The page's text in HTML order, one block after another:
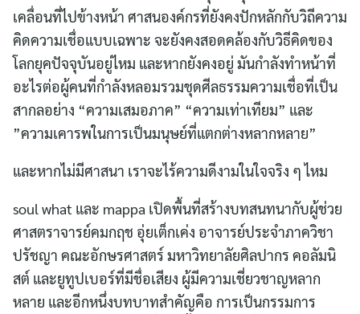
เคลื่อนที่ไปข้างหน้า ศาสนองค์กรที่ยังคงปักหลักกับวิถีความ
คิดความเชื่อแบบเฉพาะ จะยังคงสอดคล้องกับวิธีคิดของ
โลกยุคปัจจุบันอยู่ไหม และหากยังคงอยู่ มันกำลังทำหน้าที่
อะไรต่อผู้คนที่กำลังหลอมรวมชุดศีลธรรมความเชื่อที่เป็น
สากลอย่าง “ความเสมอภาค” “ความเท่าเทียม” และ
”ความเคารพในการเป็นมนุษย์ที่แตกต่างหลากหลาย”
และหากไม่มีศาสนา เราจะไร้ความดีงามในใจจริง ๆ ไหม
soul what และ mappa เปิดพื้นที่สร้างบทสนทนากับผู้ช่วย
ศาสตราจารย์คมกฤช อุ่ยเต็กเค่ง อาจารย์ประจำภาควิชา
ปรัชญา คณะอักษรศาสตร์ มหาวิทยาลัยศิลปากร คอลัมนิ
สต์ และยูทูปเบอร์ที่มีชื่อเสียง ผู้มีความเชี่ยวชาญหลาก
หลาย และอีกหนึ่งบทบาทสำคัญคือ การเป็นกรรมการ